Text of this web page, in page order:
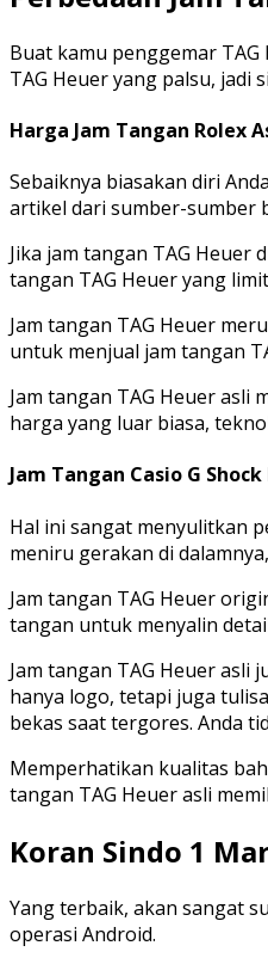
Buat kamu penggemar
TAG Heuer yang palsu,
Harga Jam Tangan Rolex
Sebaiknya biasakan diri
artikel dari sumber-sumber
Jika jam tangan TAG Heuer
tangan TAG Heuer yang
Jam tangan TAG Heuer
untuk menjual jam tangan
Jam tangan TAG Heuer
harga yang luar biasa,
Jam Tangan Casio G
Hal ini sangat menyulitkan
meniru gerakan di
Jam tangan TAG Heuer
tangan untuk menyalin
Jam tangan TAG Heuer
hanya logo, tetapi juga
bekas saat tergores. Anda
Memperhatikan kualitas
tangan TAG Heuer asli
Koran Sindo 1
Yang terbaik, akan sangat
operasi Android.